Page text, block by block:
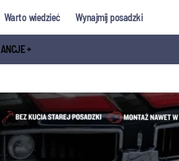
Warto wiedzieć Wynajmij posadzki
+